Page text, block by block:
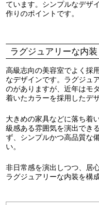
ています。シンプルなデザ
作りのポイントです。
ラグジュアリーな内装
高級志向の美容室でよく採
なデザインです。ラグジュ
のがありますが、近年はモ
着いたカラーを採用したデ
大きめの家具などに落ち着
級感ある雰囲気を演出でき
ず、シンプルかつ高品質な
い。
非日常感を演出しつつ、居
ラグジュアリーな内装を構